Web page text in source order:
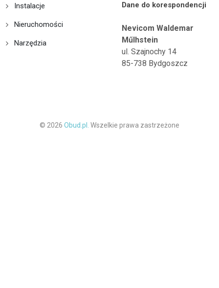
Instalacje
Nieruchomości
Narzędzia
Dane do korespondencji
Nevicom Waldemar
Műlhstein
ul. Szajnochy 14
85-738 Bydgoszcz
© 2026 Obud.pl. Wszelkie prawa zastrzeżone